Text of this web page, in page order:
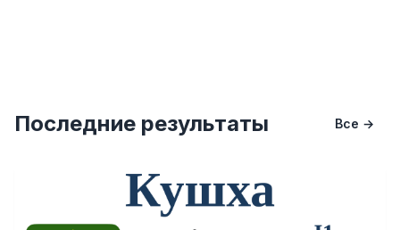
Последние результаты Все →